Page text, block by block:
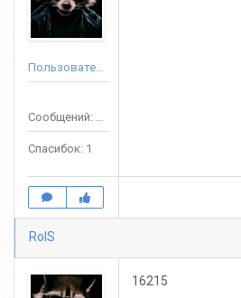
Пользователь
Сообщений: 72
Спасибок: 1
RolS
16215